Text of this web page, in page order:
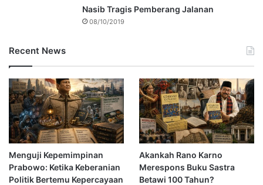
Nasib Tragis Pemberang Jalanan
08/10/2019
Recent News
Menguji Kepemimpinan
Prabowo: Ketika Keberanian
Politik Bertemu Kepercayaan
Akankah Rano Karno
Merespons Buku Sastra
Betawi 100 Tahun?